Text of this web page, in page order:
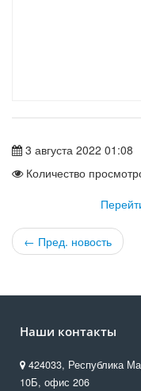
3 августа 2022 01:08
Количество
← Пред. новость
Наши контакты
424033, Республика
10Б, офис 206